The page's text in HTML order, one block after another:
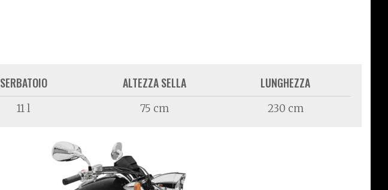
SERBATOIO
11 l
ALTEZZA SELLA
75 cm
LUNGHEZZA
230 cm